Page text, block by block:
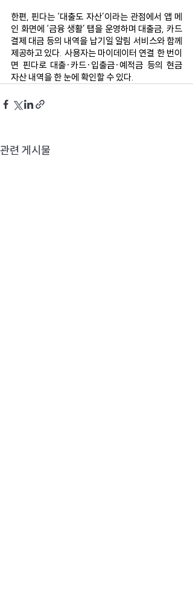
한편, 핀다는 ‘대출도 자산’이라는 관점에서 앱 메
인 화면에 ‘금융 생활’ 탭을 운영하며 대출금, 카드
결제 대금 등의 내역을 납기일 알림 서비스와 함께
제공하고 있다. 사용자는 마이데이터 연결 한 번이
면 핀다로 대출·카드·입출금·예적금 등의 현금
자산 내역을 한 눈에 확인할 수 있다.
관련 게시물